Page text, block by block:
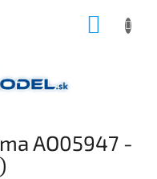
AO05947 -